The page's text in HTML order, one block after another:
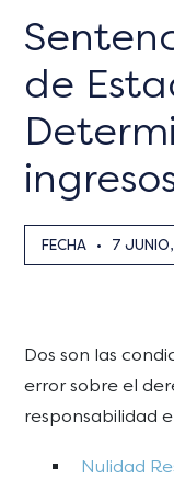
de
FECHA • 7
Dos son las
error sobre el
responsabilidad
Nulidad